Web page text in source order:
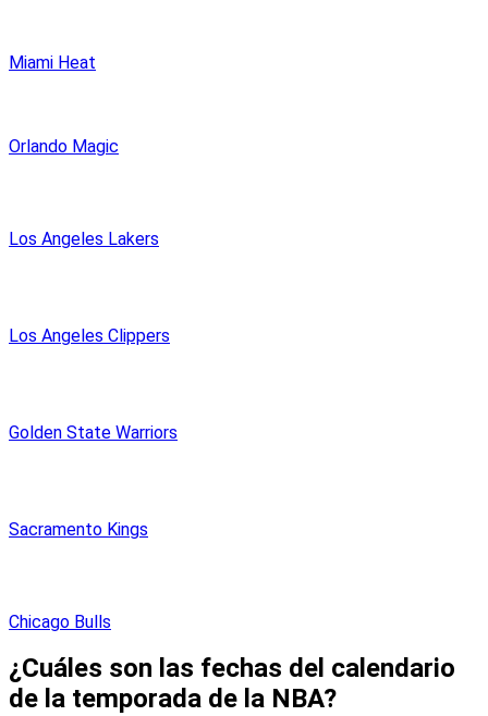
Miami Heat
Orlando Magic
Los Angeles Lakers
Los Angeles Clippers
Golden State Warriors
Sacramento Kings
Chicago Bulls
¿Cuáles son las fechas del calendario
de la temporada de la NBA?